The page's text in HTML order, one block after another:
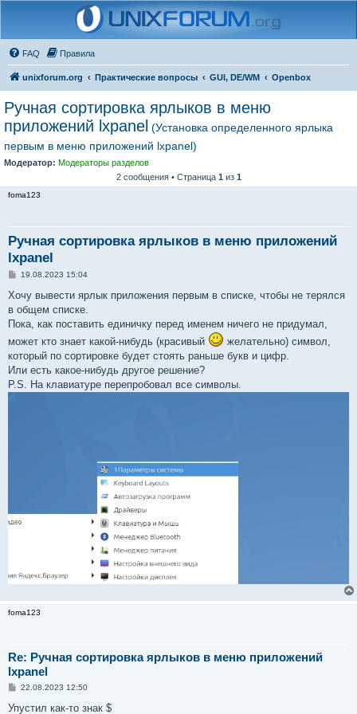
FAQ Правила
unixforum.org Практические вопросы GUI, DE/WM Openbox
Ручная сортировка ярлыков в меню
приложений lxpanel (Установка определенного ярлыка
первым в меню приложений lxpanel)
Модератор: Модераторы разделов
2 сообщения • Страница 1 из 1
foma123
Ручная сортировка ярлыков в меню приложений
lxpanel
С
о
щ
е
и
19.08.2023 15:04
Хочу вывести ярлык приложения первым в списке, чтобы не терялся
в общем списке.
Пока, как поставить единичку перед именем ничего не придумал,
может кто знает какой-нибудь (красивый
желательно) символ,
который по сортировке будет стоять раньше букв и цифр.
Или есть какое-нибудь другое решение?
P.S. На клавиатуре перепробовал все символы.
foma123
Re: Ручная сортировка ярлыков в меню приложений
lxpanel
С
о
22.08.2023 12:50
Упустил как-то знак $